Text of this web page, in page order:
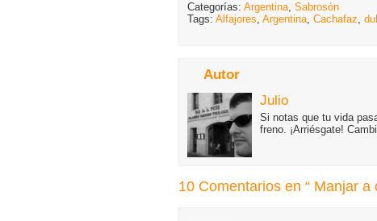
Categorías: Argentina, Sabrosón
Tags: Alfajores, Argentina, Cachafaz,
Autor
Julio
Si notas que tu vida
freno. ¡Arriésgate!
10 Comentarios en “ Manjar a